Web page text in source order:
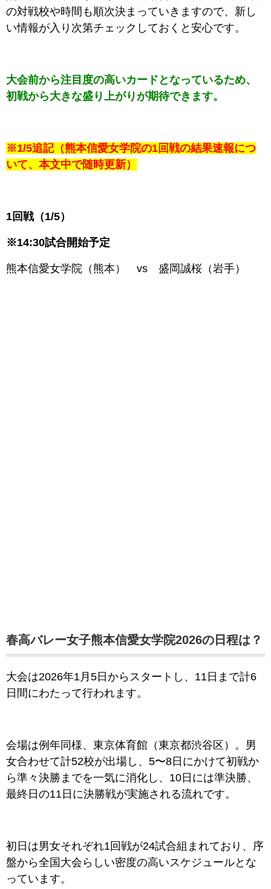
の対戦校や時間も順次決まっていきますので、新し
い情報が入り次第チェックしておくと安心です。
大会前から注目度の高いカードとなっているため、
初戦から大きな盛り上がりが期待できます。
※1/5追記（熊本信愛女学院の1回戦の結果速報につ
いて、本文中で随時更新）
1回戦（1/5）
※14:30試合開始予定
熊本信愛女学院 （ 熊本 ） vs 盛岡誠桜（岩手）
春高バレー女子熊本信愛女学院2026の日程は？
大会は2026年1月5日からスタートし、11日まで計6
日間にわたって行われます。
会場は例年同様、東京体育館（東京都渋谷区）。男
女合わせて計52校が出場し、5〜8日にかけて初戦か
ら準々決勝までを一気に消化し、10日には準決勝、
最終日の11日に決勝戦が実施される流れです。
初日は男女それぞれ1回戦が24試合組まれており、序
盤から全国大会らしい密度の高いスケジュールとな
っています。